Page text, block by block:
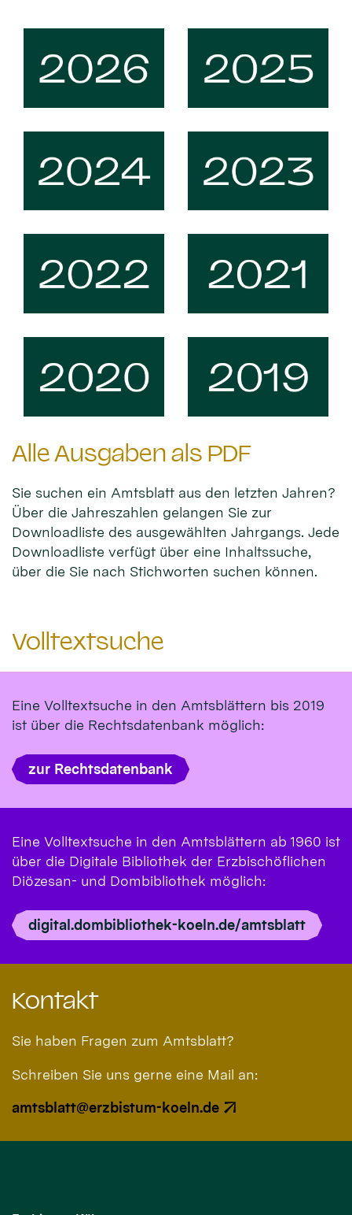
Alle Ausgaben als PDF
Sie suchen ein Amtsblatt aus den letzten Jahren?
Über die Jahreszahlen gelangen Sie zur
Downloadliste des ausgewählten Jahrgangs. Jede
Downloadliste verfügt über eine Inhaltssuche,
über die Sie nach Stichworten suchen können.
Volltextsuche
Eine Volltextsuche in den Amtsblättern bis 2019
ist über die Rechtsdatenbank möglich:
zur Rechtsdatenbank
Eine Volltextsuche in den Amtsblättern ab 1960 ist
über die Digitale Bibliothek der Erzbischöflichen
Diözesan- und Dombibliothek möglich:
digital.dombibliothek-koeln.de/amtsblatt
Kontakt
Sie haben Fragen zum Amtsblatt?
Schreiben Sie uns gerne eine Mail an:
amtsblatt@erzbistum-koeln.de